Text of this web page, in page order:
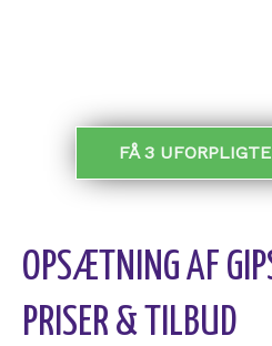
FÅ 3
OPSÆTNING AF
PRISER & TILBUD